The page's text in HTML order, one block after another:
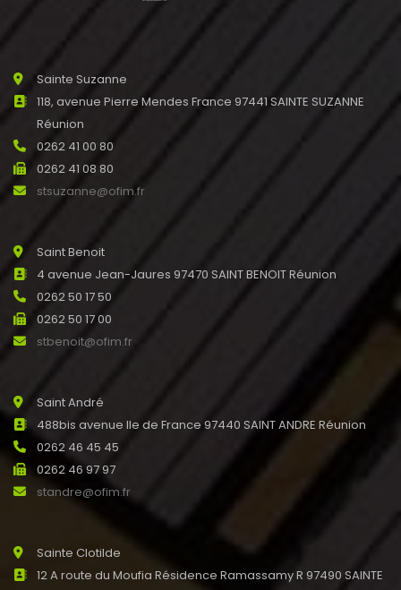
Sainte Suzanne
118, avenue Pierre Mendes France 97441 SAINTE SUZANNE
Réunion
0262 41 00 80
0262 41 08 80
stsuzanne@ofim.fr
Saint Benoit
4 avenue Jean-Jaures 97470 SAINT BENOIT Réunion
0262 50 17 50
0262 50 17 00
stbenoit@ofim.fr
Saint André
488bis avenue Ile de France 97440 SAINT ANDRE Réunion
0262 46 45 45
0262 46 97 97
standre@ofim.fr
Sainte Clotilde
12 A route du Moufia Résidence Ramassamy R 97490 SAINTE